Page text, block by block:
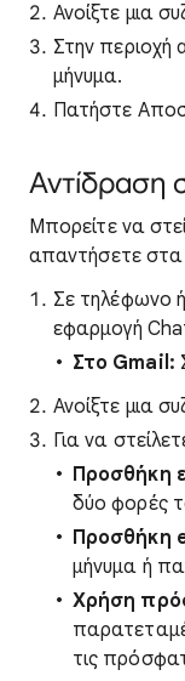
Ανοίξτε μια
Στην περιοχή
μήνυμα.
Πατήστε
Αντίδραση
Μπορείτε να
απαντήσετε
Σε τηλέφωνο
εφαρμογή
Στο Gmail:
Ανοίξτε μια
Για να
Προσθήκη
δύο φορές
Προσθήκη
μήνυμα ή
Χρήση
τις